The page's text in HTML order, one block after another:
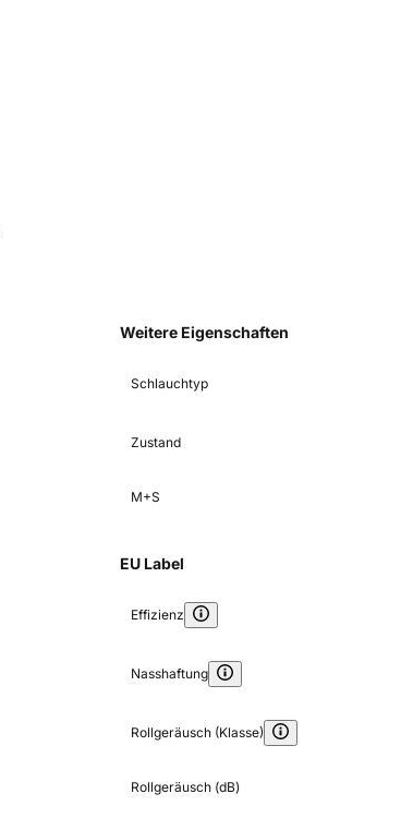
Weitere Eigenschaften
Schlauchtyp
Zustand
M+S
EU Label
Effizienz
Nasshaftung
Rollgeräusch (Klasse)
Rollgeräusch (dB)